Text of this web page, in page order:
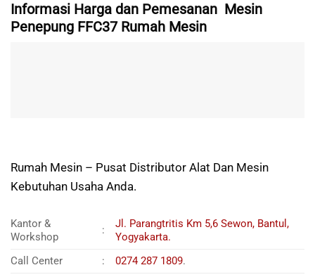
Informasi Harga dan Pemesanan Mesin
Penepung FFC37 Rumah Mesin
Rumah Mesin – Pusat Distributor Alat Dan Mesin
Kebutuhan Usaha Anda.
Kantor &
Workshop
:
Jl. Parangtritis Km 5,6 Sewon, Bantul,
Yogyakarta.
Call Center
: 0274 287 1809.